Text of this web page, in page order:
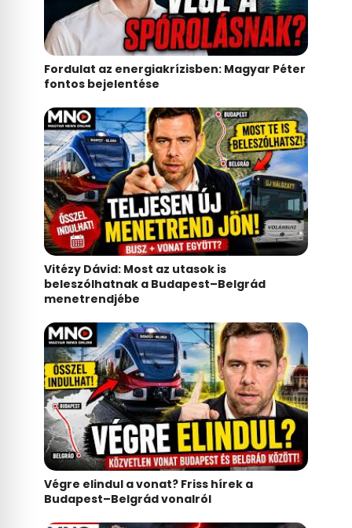
Fordulat az energiakrízisben: Magyar Péter
fontos bejelentése
Vitézy Dávid: Most az utasok is
beleszólhatnak a Budapest–Belgrád
menetrendjébe
Végre elindul a vonat? Friss hírek a
Budapest–Belgrád vonalról